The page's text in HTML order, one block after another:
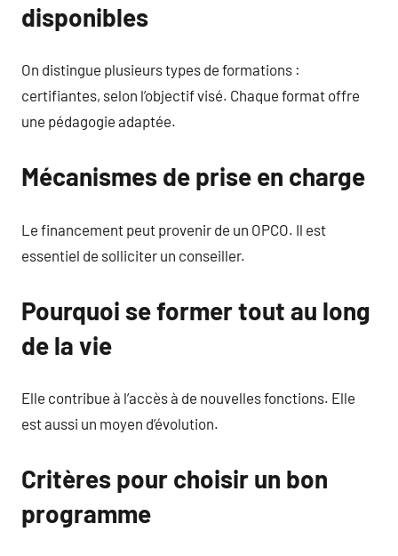
disponibles
On distingue plusieurs types de formations :
certifiantes, selon l’objectif visé. Chaque format offre
une pédagogie adaptée.
Mécanismes de prise en charge
Le financement peut provenir de un OPCO. Il est
essentiel de solliciter un conseiller.
Pourquoi se former tout au long
de la vie
Elle contribue à l’accès à de nouvelles fonctions. Elle
est aussi un moyen d’évolution.
Critères pour choisir un bon
programme